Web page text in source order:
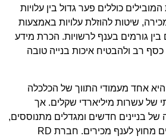
כוללים פער גדול בין עלויות
שיטות להוזלת עלויות באמצעות
בין גורמים בענף לרשויות. הכרת מידע
כסף רב ולהבטיח איכות בנייה טובה
אחד מעמודי התווך של הכלכלה
של עשרות מיליארדי שקלים. אך
בניינים חדשים ומגדלים מתנוססים,
מחוץ לענף מכירים. חברת RD